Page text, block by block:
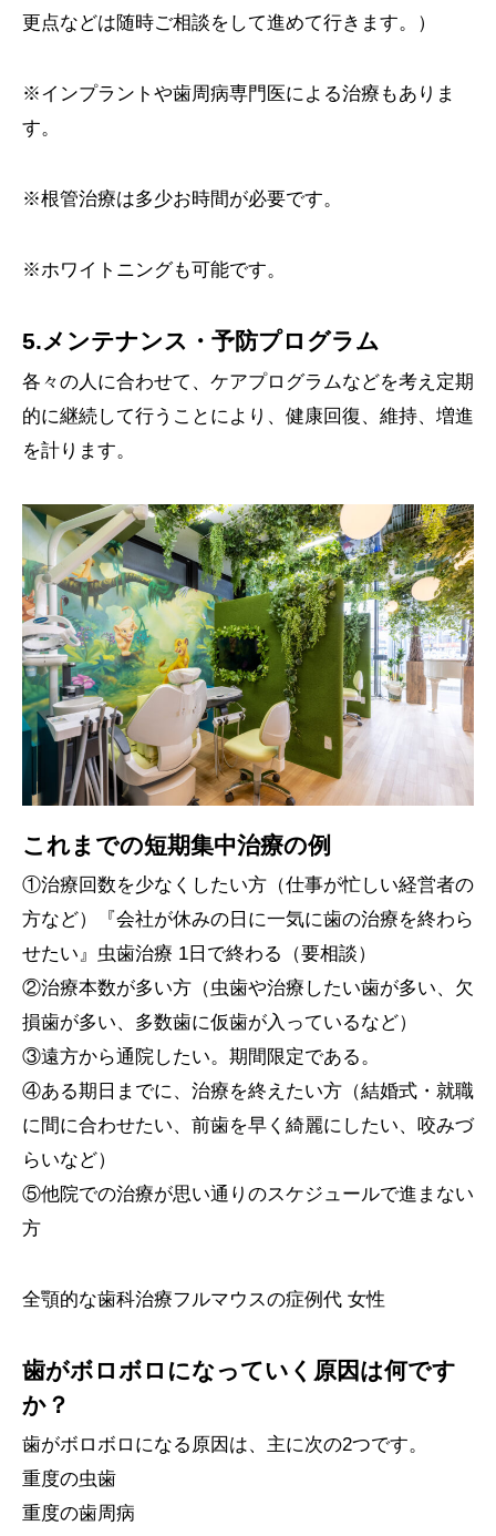
更点などは随時ご相談をして進めて行きます。）
※インプラントや歯周病専門医による治療もありま
す。
※根管治療は多少お時間が必要です。
※ホワイトニングも可能です。
5.メンテナンス・予防プログラム
各々の人に合わせて、ケアプログラムなどを考え定期
的に継続して行うことにより、健康回復、維持、増進
を計ります。
これまでの短期集中治療の例
①治療回数を少なくしたい方（仕事が忙しい経営者の
方など）『会社が休みの日に一気に歯の治療を終わら
せたい』虫歯治療 1日で終わる（要相談）
②治療本数が多い方（虫歯や治療したい歯が多い、欠
損歯が多い、多数歯に仮歯が入っているなど）
③遠方から通院したい。期間限定である。
④ある期日までに、治療を終えたい方（結婚式・就職
に間に合わせたい、前歯を早く綺麗にしたい、咬みづ
らいなど）
⑤他院での治療が思い通りのスケジュールで進まない
方
全顎的な歯科治療フルマウスの症例代 女性
歯がボロボロになっていく原因は何です
か？
歯がボロボロになる原因は、主に次の2つです。
重度の虫歯
重度の歯周病